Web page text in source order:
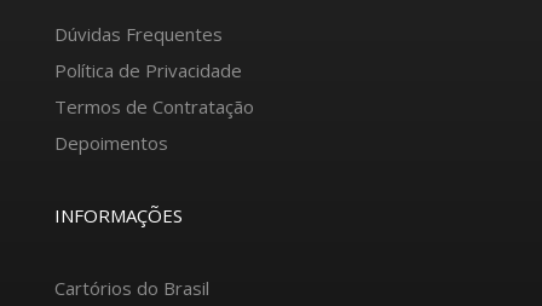
Dúvidas Frequentes
Política de Privacidade
Termos de Contratação
Depoimentos
INFORMAÇÕES
Cartórios do Brasil